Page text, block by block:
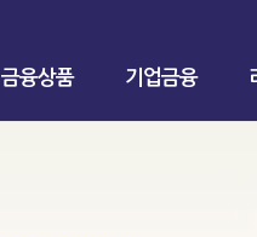
금융상품 기업금융